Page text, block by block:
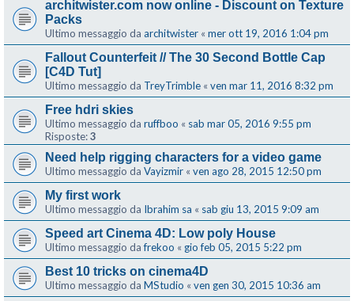
architwister.com now online - Discount on Texture
Packs
Ultimo messaggio da architwister « mer ott 19, 2016 1:04 pm
Fallout Counterfeit // The 30 Second Bottle Cap
[C4D Tut]
Ultimo messaggio da TreyTrimble « ven mar 11, 2016 8:32 pm
Free hdri skies
Ultimo messaggio da ruffboo « sab mar 05, 2016 9:55 pm
Risposte:3
Need help rigging characters for a video game
Ultimo messaggio da Vayizmir « ven ago 28, 2015 12:50 pm
My first work
Ultimo messaggio da Ibrahim sa « sab giu 13, 2015 9:09 am
Speed art Cinema 4D: Low poly House
Ultimo messaggio dafrekoo « gio feb 05, 2015 5:22 pm
Best 10 tricks on cinema4D
Ultimo messaggio da MStudio « ven gen 30, 2015 10:36 am